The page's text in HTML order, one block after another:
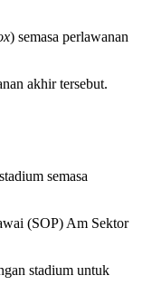
) semasa perlawanan
akhir tersebut.
semasa
(SOP) Am Sektor
stadium untuk